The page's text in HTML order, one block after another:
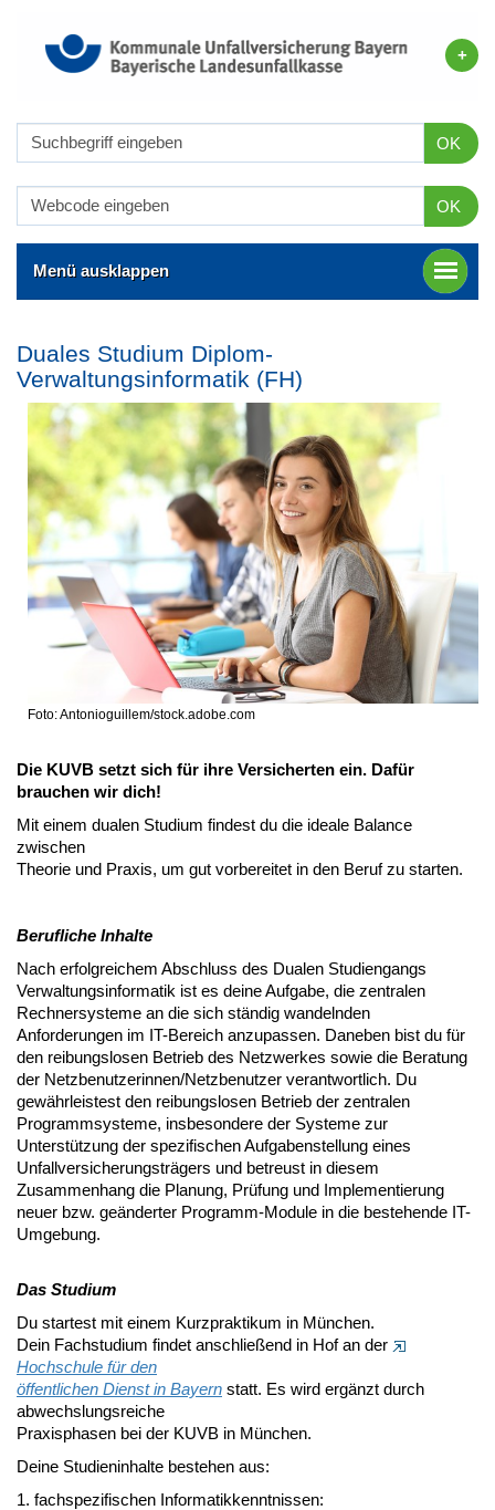
OK
OK
Menü ausklappen
Duales Studium Diplom-
Verwaltungsinformatik (FH)
Foto: Antonioguillem/stock.adobe.com
Die KUVB setzt sich für ihre Versicherten ein. Dafür
brauchen wir dich!
Mit einem dualen Studium findest du die ideale Balance
zwischen
Theorie und Praxis, um gut vorbereitet in den Beruf zu starten.
Berufliche Inhalte
Nach erfolgreichem Abschluss des Dualen Studiengangs
Verwaltungsinformatik ist es deine Aufgabe, die zentralen
Rechnersysteme an die sich ständig wandelnden
Anforderungen im IT-Bereich anzupassen. Daneben bist du für
den reibungslosen Betrieb des Netzwerkes sowie die Beratung
der Netzbenutzerinnen/Netzbenutzer verantwortlich. Du
gewährleistest den reibungslosen Betrieb der zentralen
Programmsysteme, insbesondere der Systeme zur
Unterstützung der spezifischen Aufgabenstellung eines
Unfallversicherungsträgers und betreust in diesem
Zusammenhang die Planung, Prüfung und Implementierung
neuer bzw. geänderter Programm-Module in die bestehende IT-
Umgebung.
Das Studium
Du startest mit einem Kurzpraktikum in München.
Dein Fachstudium findet anschließend in Hof an der
Hochschule für den
öffentlichen Dienst in Bayern statt. Es wird ergänzt durch
abwechslungsreiche
Praxisphasen bei der KUVB in München.
Deine Studieninhalte bestehen aus:
1. fachspezifischen Informatikkenntnissen: